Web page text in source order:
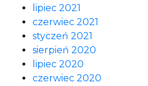
lipiec 2021
czerwiec 2021
styczeń 2021
sierpień 2020
lipiec 2020
czerwiec 2020